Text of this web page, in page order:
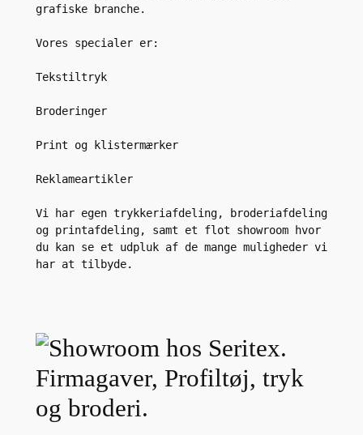
grafiske branche.
Vores specialer er:
Tekstiltryk
Broderinger
Print og klistermærker
Reklameartikler
Vi har egen trykkeriafdeling, broderiafdeling
og printafdeling, samt et flot showroom hvor
du kan se et udpluk af de mange muligheder vi
har at tilbyde.